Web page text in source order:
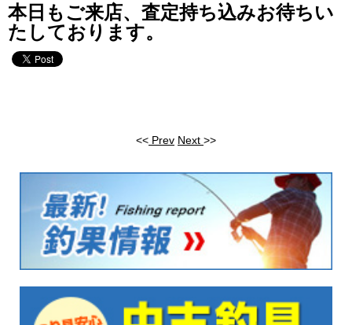
本日もご来店、査定持ち込みお待ちい
たしております。
<< Prev Next >>